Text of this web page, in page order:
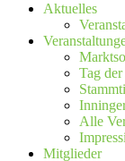
Aktuelles
Tag
Alle
Mitglieder